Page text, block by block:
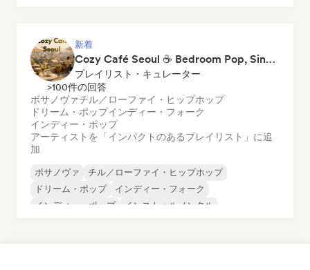
新着
Cozy Café Seoul ☕ Bedroom Pop, Singer-Songwriter & Dream Pop
プレイリスト・キュレーター
>100件の回答
ボサノヴァチル／ローファイ・ヒップホップ
ドリーム・ポップインディー・フォーク
インディー・ポップ
アーティストを「インパクトのあるプレイリスト」に追
加
ボサノヴァ
チル／ローファイ・ヒップホップ
ドリーム・ポップ
インディー・フォーク
インディー・ポップ
インストゥルメンタル